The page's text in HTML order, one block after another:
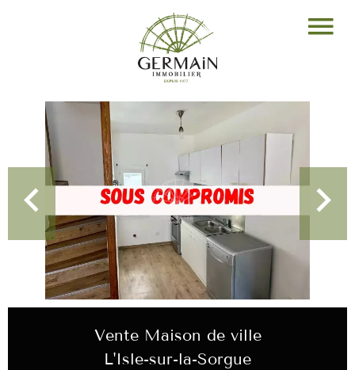
Vente Maison de ville
L'Isle-sur-la-Sorgue